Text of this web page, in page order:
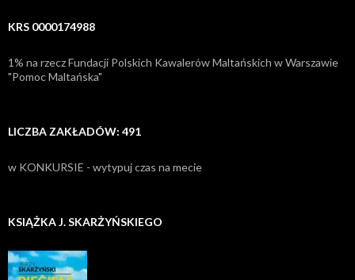
KRS 0000174988
1% na rzecz Fundacji Polskich Kawalerów Maltańskich w Warszawie
"Pomoc Maltańska"
LICZBA ZAKŁADÓW: 491
w KONKURSIE - wytypuj czas na mecie
KSIĄŻKA J. SKARŻYŃSKIEGO